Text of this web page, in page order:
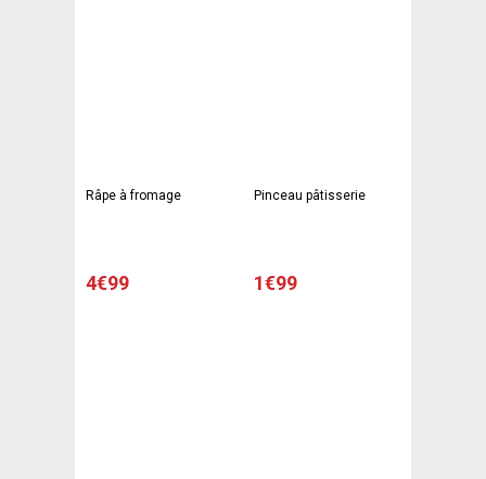
Râpe à fromage
4€99
Pinceau pâtisserie
1€99